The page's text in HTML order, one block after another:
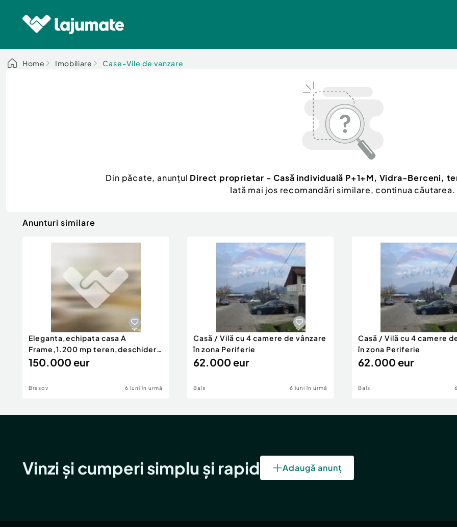
Home Imobiliare Case-Vile de vanzare
Din păcate, anunțul Direct proprietar - Casă individuală P+1+M, Vidra-Berceni,
Iată mai jos recomandări similare, continua căutarea.
Anunturi similare
Eleganta,echipata casa A
Frame,1.200 mp teren,deschidere
Pia
150.000 eur
Brasov 6 luni în urmă
Casă / Vilă cu 4 camere de vânzare
în zona Periferie
62.000 eur
Bals 6 luni în urmă
Casă / Vilă cu 4 camere
în zona Periferie
62.000 eur
Bals
Vinzi și cumperi simplu și rapid Adaugă anunț